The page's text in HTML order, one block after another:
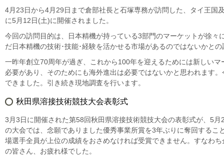
4月23日から4月29日まで倉部社長と石塚専務が訪問した、タイ王国
に5月12日(土)に開催されました。
今回の訪問目的は、日本精機が持っている3部門のマーケットが徐
だ日本精機の技術･技能･経験を活かせる市場があるのではないかと
一昨年創立70周年が過ぎ、これから100年を迎えるためには新しい
必要があり、そのためにも海外進出は必要ではないかと思われます
できました。引き続き現地調査を行います。
秋田県溶接技術競技大会表彰式
3月3日に開催された第58回秋田県溶接技術競技大会の表彰式が、5
の大会では、念願でありました優秀事業所賞を3年ぶりに奪回する
場選手全員が上位の成績をおさめなければ受賞できません。すなわ
の皆さん、お疲れ様でした。